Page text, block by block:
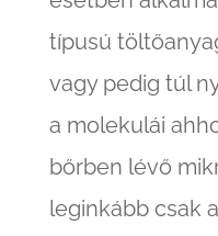
típusú
vagy pedig túl
a molekulái
bőrben lévő
leginkább csak